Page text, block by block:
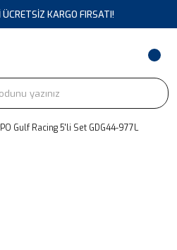
KARGO FIRSATI!